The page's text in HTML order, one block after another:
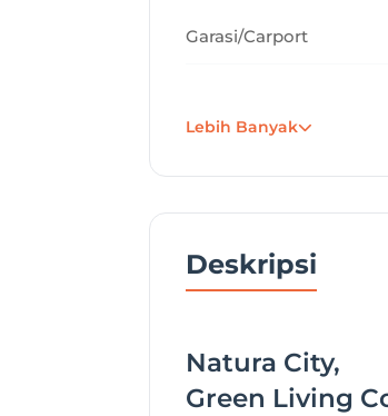
Garasi/Carport
Tanggal Posting
Lebih Banyak
Deskripsi
Natura City,
Green Living